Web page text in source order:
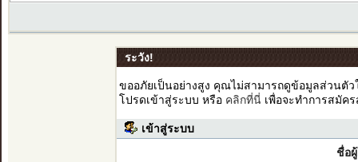
ระวัง!
ขออภัยเป็นอย่างสูง คุณไม่สามารถดูข้อมูลส่วนตั
โปรดเข้าสู่ระบบ หรือ คลิกที่นี่เพื่อจะทำการสมัค
เข้าสู่ระบบ
ชื่อ